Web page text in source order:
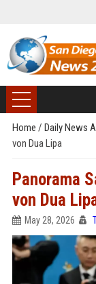
Home / Daily News
von Dua Lipa
Panorama
von Dua
May 28, 2026